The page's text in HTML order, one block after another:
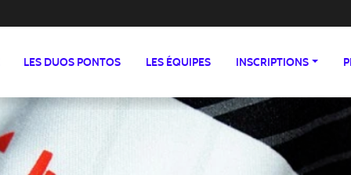
LES DUOS PONTOS LES ÉQUIPES INSCRIPTIONS